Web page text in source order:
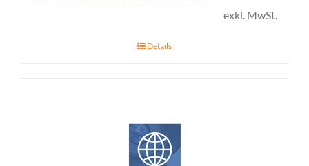
exkl. MwSt.
Details